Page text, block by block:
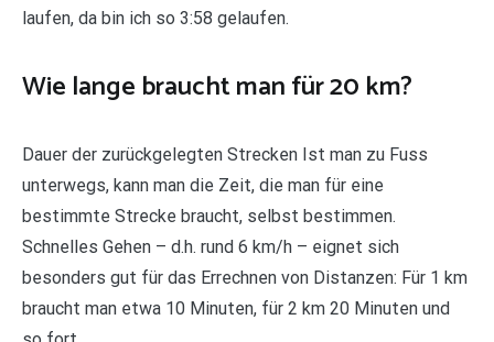
laufen, da bin ich so 3:58 gelaufen.
Wie lange braucht man für 20 km?
Dauer der zurückgelegten Strecken Ist man zu Fuss
unterwegs, kann man die Zeit, die man für eine
bestimmte Strecke braucht, selbst bestimmen.
Schnelles Gehen – d.h. rund 6 km/h – eignet sich
besonders gut für das Errechnen von Distanzen: Für 1 km
braucht man etwa 10 Minuten, für 2 km 20 Minuten und